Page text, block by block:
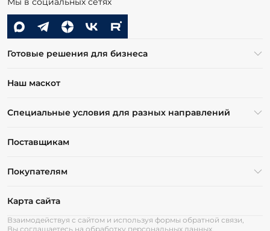
Готовые решения для бизнеса
Наш маскот
Специальные условия для разных направлений
Поставщикам
Покупателям
Карта сайта
Взаимодействуя с сайтом и используя формы обратной связи,
Вы соглашаетесь на обработку персональных данных.